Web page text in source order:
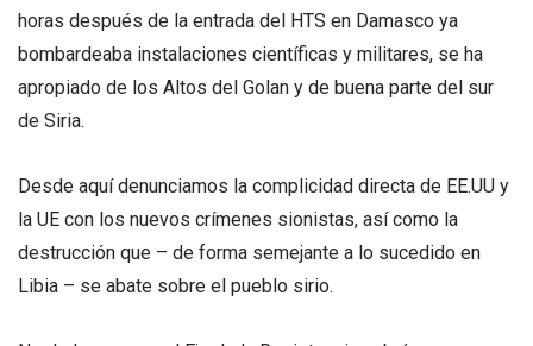
horas después de la entrada del HTS en Damasco ya
bombardeaba instalaciones científicas y militares, se ha
apropiado de los Altos del Golan y de buena parte del sur
de Siria.
Desde aquí denunciamos la complicidad directa de EE.UU y
la UE con los nuevos crímenes sionistas, así como la
destrucción que – de forma semejante a lo sucedido en
Libia – se abate sobre el pueblo sirio.